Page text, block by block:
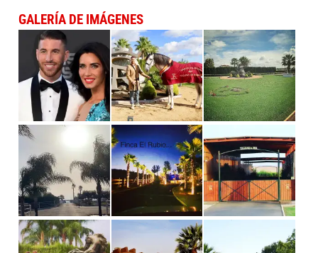
GALERÍA DE IMÁGENES